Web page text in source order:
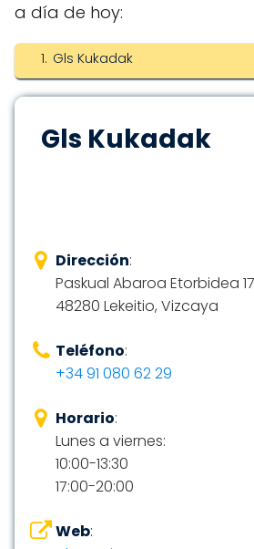
a día de hoy:
Gls Kukadak
Gls Kukadak
Dirección:
Paskual Abaroa Etorbidea 17
48280 Lekeitio, Vizcaya
Teléfono:
+34 91 080 62 29
Horario:
Lunes a viernes:
10:00-13:30
17:00-20:00
Web: